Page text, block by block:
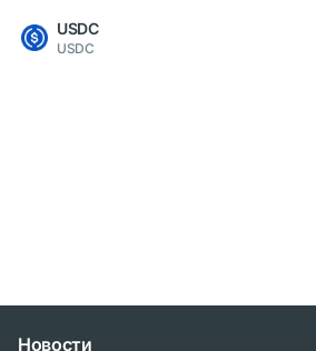
USDC
USDC
Новости